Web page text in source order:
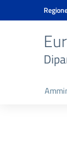
Vai ai contenuti
Vai al menu di
Vai al banner delle